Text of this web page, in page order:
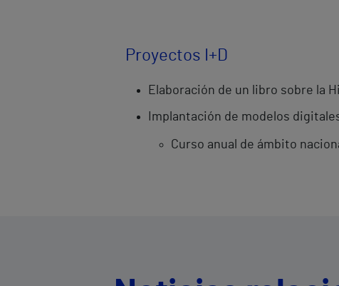
Proyectos I+D
Elaboración de un libro sobre la
Implantación de modelos
Curso anual de ámbito